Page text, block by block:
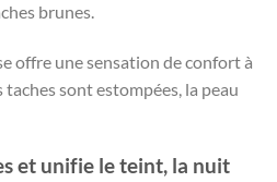
brunes.
offre une sensation de confort à
sont estompées, la peau
unifie le teint, la nuit